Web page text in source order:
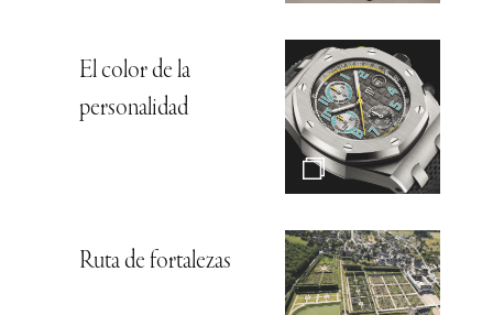
El color de la
personalidad
Ruta de fortalezas